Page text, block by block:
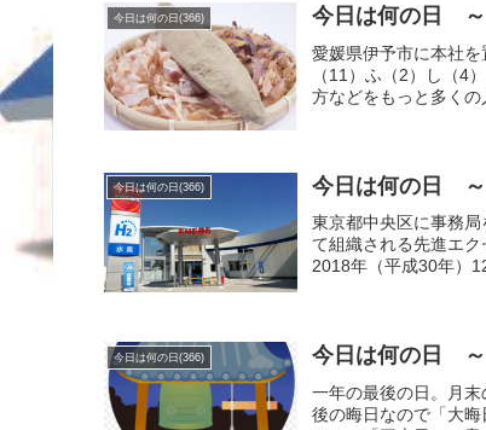
今日は何の日(366) 今日は何の日 ～
愛媛県伊予市に本社
（11）ふ（2）し（4
方などをもっと多くの
今日は何の日(366) 今日は何の日 ～
東京都中央区に事務
て組織される先進エ
2018年（平成30年）
今日は何の日(366) 今日は何の日 ～
一年の最後の日。月
後の晦日なので「大